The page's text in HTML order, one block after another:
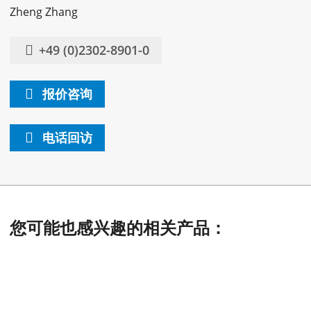
Zheng Zhang
+49 (0)2302-8901-0
报价咨询
电话回访
您可能也感兴趣的相关产品：